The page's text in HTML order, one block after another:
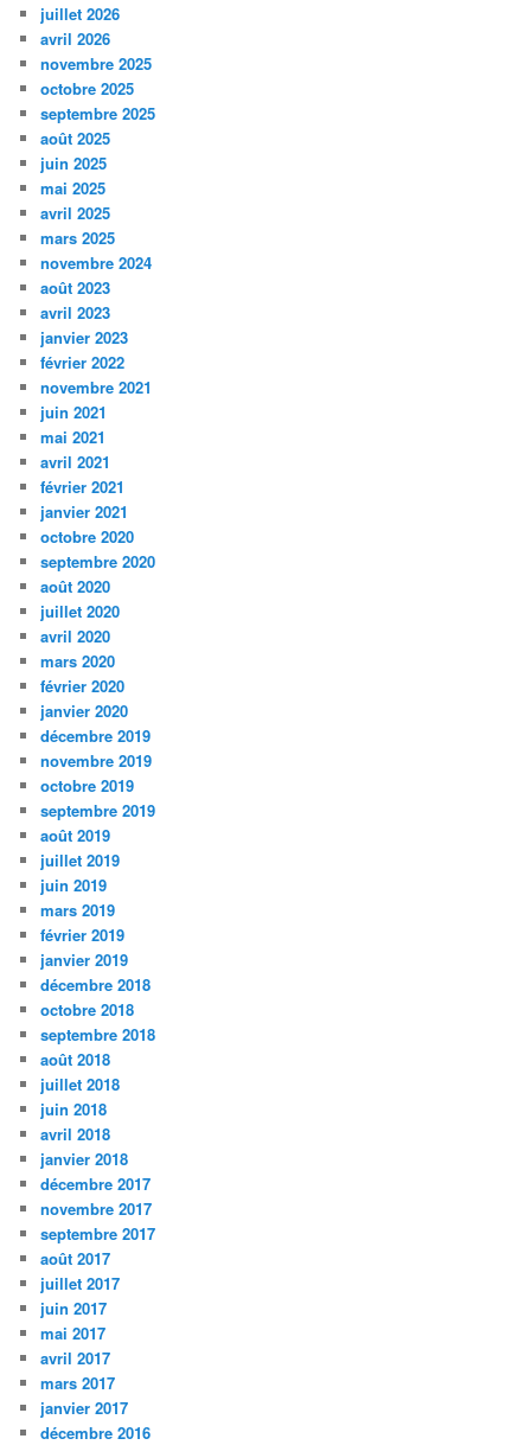
juillet 2026
avril 2026
novembre 2025
octobre 2025
septembre 2025
août 2025
juin 2025
mai 2025
avril 2025
mars 2025
novembre 2024
août 2023
avril 2023
janvier 2023
février 2022
novembre 2021
juin 2021
mai 2021
avril 2021
février 2021
janvier 2021
octobre 2020
septembre 2020
août 2020
juillet 2020
avril 2020
mars 2020
février 2020
janvier 2020
décembre 2019
novembre 2019
octobre 2019
septembre 2019
août 2019
juillet 2019
juin 2019
mars 2019
février 2019
janvier 2019
décembre 2018
octobre 2018
septembre 2018
août 2018
juillet 2018
juin 2018
avril 2018
janvier 2018
décembre 2017
novembre 2017
septembre 2017
août 2017
juillet 2017
juin 2017
mai 2017
avril 2017
mars 2017
janvier 2017
décembre 2016